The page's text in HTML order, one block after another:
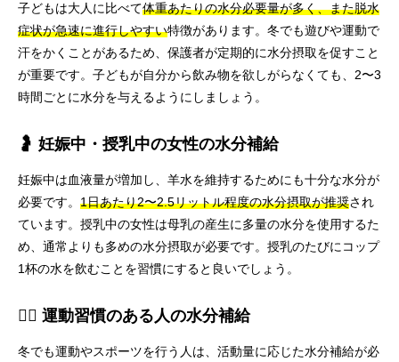
子どもは大人に比べて体重あたりの水分必要量が多く、また脱水
症状が急速に進行しやすい特徴があります。冬でも遊びや運動で
汗をかくことがあるため、保護者が定期的に水分摂取を促すこと
が重要です。子どもが自分から飲み物を欲しがらなくても、2〜3
時間ごとに水分を与えるようにしましょう。
🤰 妊娠中・授乳中の女性の水分補給
妊娠中は血液量が増加し、羊水を維持するためにも十分な水分が
必要です。 1日あたり2〜2.5リットル程度の水分摂取が推奨され
ています。授乳中の女性は母乳の産生に多量の水分を使用するた
め、通常よりも多めの水分摂取が必要です。授乳のたびにコップ
1杯の水を飲むことを習慣にすると良いでしょう。
🏃‍♂️ 運動習慣のある人の水分補給
冬でも運動やスポーツを行う人は、活動量に応じた水分補給が必